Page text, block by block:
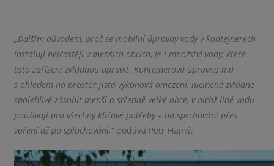
„Dalším důvodem, proč se mobilní úpravny vody v kontejnerech
instalují nejčastěji v menších obcích, je i množství vody, které
tato zařízení zvládnou upravit. Kontejnerová úpravna má
s ohledem na prostor jistá výkonová omezení, nicméně zvládne
spolehlivě zásobit menší a středně velké obce, v nichž lidé vodu
používají pro všechny klíčové potřeby – od sprchování přes
vaření až po splachování,“dodává Petr Hajný.